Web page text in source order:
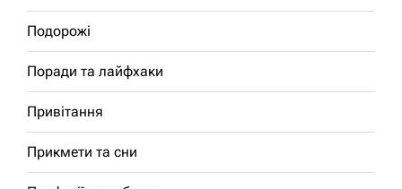
Подорожі
Поради та лайфхаки
Привітання
Прикмети та сни